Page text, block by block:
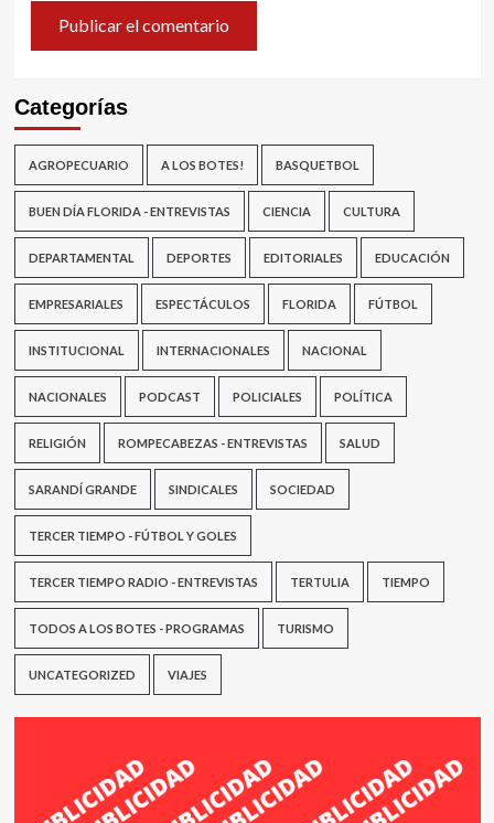
Categorías
AGROPECUARIO A LOS BOTES! BASQUETBOL
BUEN DÍA FLORIDA - ENTREVISTAS CIENCIA CULTURA
DEPARTAMENTAL DEPORTES EDITORIALES EDUCACIÓN
EMPRESARIALES ESPECTÁCULOS FLORIDA FÚTBOL
INSTITUCIONAL INTERNACIONALES NACIONAL
NACIONALES PODCAST POLICIALES POLÍTICA
RELIGIÓN ROMPECABEZAS - ENTREVISTAS SALUD
SARANDÍ GRANDE SINDICALES SOCIEDAD
TERCER TIEMPO - FÚTBOL Y GOLES
TERCER TIEMPO RADIO - ENTREVISTAS TERTULIA TIEMPO
TODOS A LOS BOTES - PROGRAMAS TURISMO
UNCATEGORIZED VIAJES